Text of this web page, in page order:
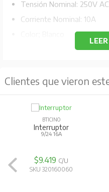
Tensión Nominal: 250V AC
Corriente Nominal: 10A
Código Fabricante: 1101BN
Clientes que vieron
BTICINO
Interruptor
9/12
$5.537C/U
SKU 320180150